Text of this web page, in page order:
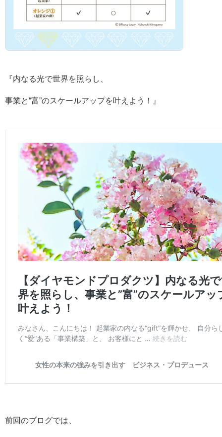
『内なる光で世界を照らし、
事業と“富”のスケールアップを叶えよう！』
前回のブログでは、